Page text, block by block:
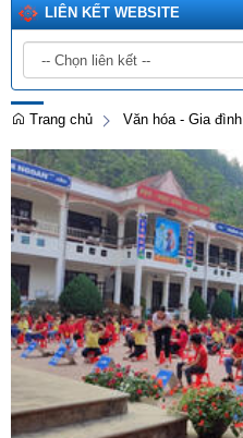
LIÊN KẾT WEBSITE
Trang chủ Văn hóa - Gia đình